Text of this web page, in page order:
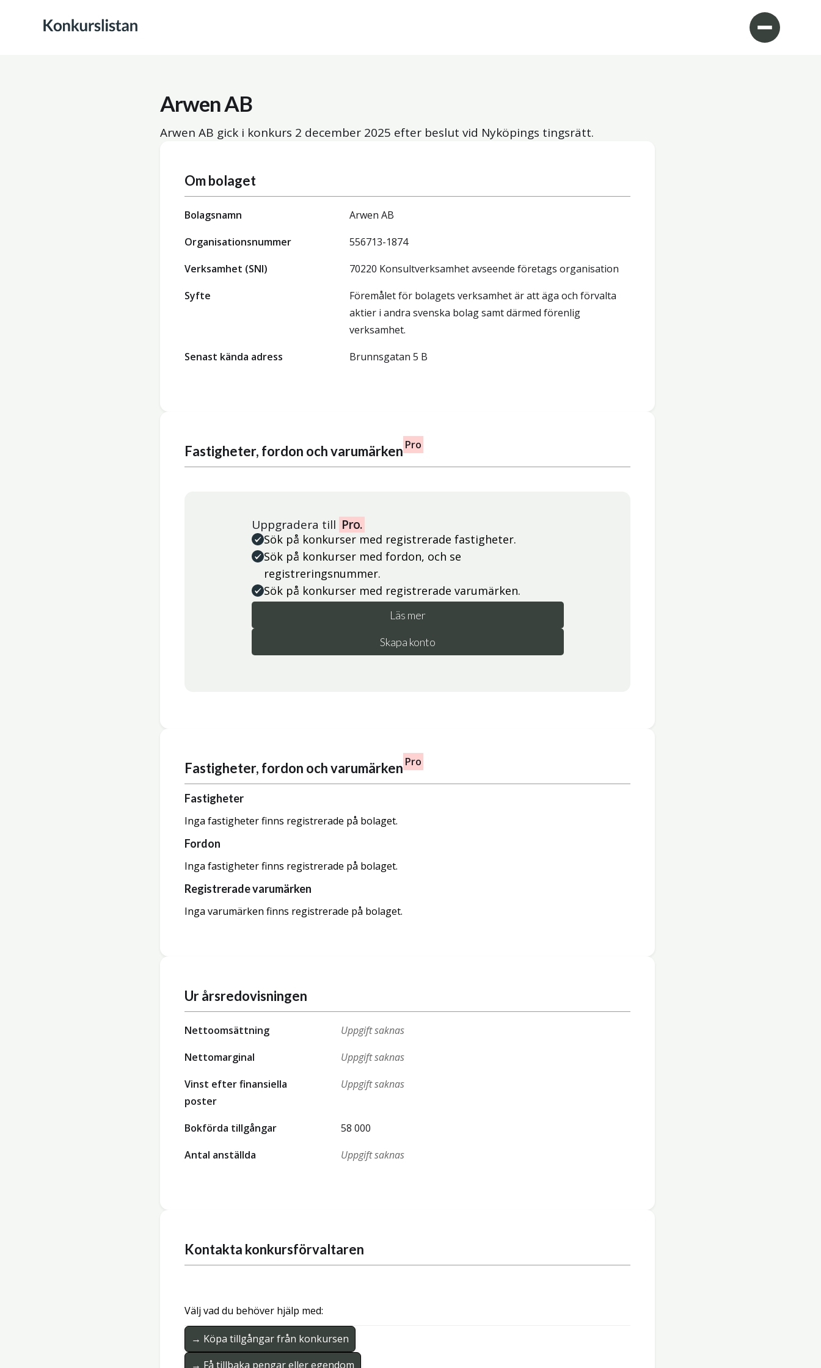
Arwen AB
Arwen AB gick i konkurs 2 december 2025 efter beslut vid Nyköpings tingsrätt.
Om bolaget
Bolagsnamn
Arwen AB
Organisationsnummer
556713-1874
Verksamhet (SNI)
70220 Konsultverksamhet avseende företags organisation
Syfte
Föremålet för bolagets verksamhet är att äga och förvalta
aktier i andra svenska bolag samt därmed förenlig
verksamhet.
Senast kända adress
Brunnsgatan 5 B
Fastigheter, fordon och varumärken Pro
Uppgradera till Pro.
Sök på konkurser med registrerade fastigheter.
Sök på konkurser med fordon, och se
registreringsnummer.
Sök på konkurser med registrerade varumärken.
Läs mer
Skapa konto
Fastigheter, fordon och varumärken Pro
Fastigheter
Inga fastigheter finns registrerade på bolaget.
Fordon
Inga fastigheter finns registrerade på bolaget.
Registrerade varumärken
Inga varumärken finns registrerade på bolaget.
Ur årsredovisningen
Nettoomsättning
Uppgift saknas
Nettomarginal
Uppgift saknas
Vinst efter finansiella
poster
Uppgift saknas
Bokförda tillgångar
58 000
Antal anställda
Uppgift saknas
Kontakta konkursförvaltaren
Välj vad du behöver hjälp med:
→ Köpa tillgångar från konkursen
→ Få tillbaka pengar eller egendom